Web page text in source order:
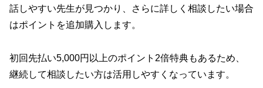
話しやすい先生が見つかり、さらに詳しく相談したい場合
はポイントを追加購入します。
初回先払い5,000円以上のポイント2倍特典もあるため、
継続して相談したい方は活用しやすくなっています。